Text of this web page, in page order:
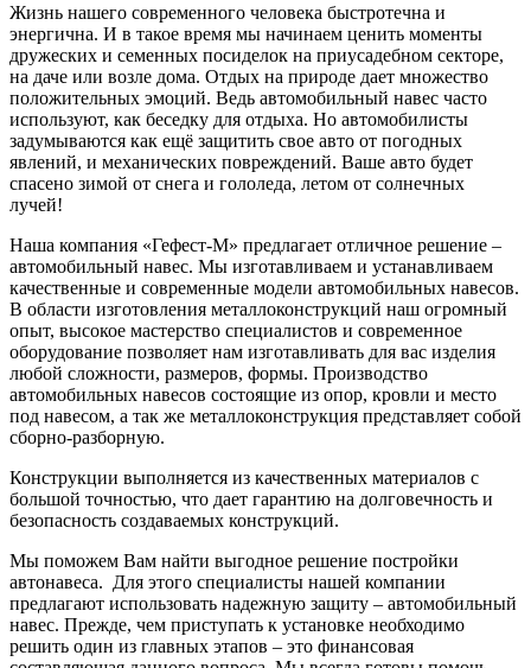
Жизнь нашего современного человека быстротечна и
энергична. И в такое время мы начинаем ценить моменты
дружеских и семенных посиделок на приусадебном секторе,
на даче или возле дома. Отдых на природе дает множество
положительных эмоций. Ведь автомобильный навес часто
используют, как беседку для отдыха. Но автомобилисты
задумываются как ещё защитить свое авто от погодных
явлений, и механических повреждений. Ваше авто будет
спасено зимой от снега и гололеда, летом от солнечных
лучей!
Наша компания «Гефест-М» предлагает отличное решение –
автомобильный навес. Мы изготавливаем и устанавливаем
качественные и современные модели автомобильных навесов.
В области изготовления металлоконструкций наш огромный
опыт, высокое мастерство специалистов и современное
оборудование позволяет нам изготавливать для вас изделия
любой сложности, размеров, формы. Производство
автомобильных навесов состоящие из опор, кровли и место
под навесом, а так же металлоконструкция представляет собой
сборно-разборную.
Конструкции выполняется из качественных материалов с
большой точностью, что дает гарантию на долговечность и
безопасность создаваемых конструкций.
Мы поможем Вам найти выгодное решение постройки
автонавеса. Для этого специалисты нашей компании
предлагают использовать надежную защиту – автомобильный
навес. Прежде, чем приступать к установке необходимо
решить один из главных этапов – это финансовая